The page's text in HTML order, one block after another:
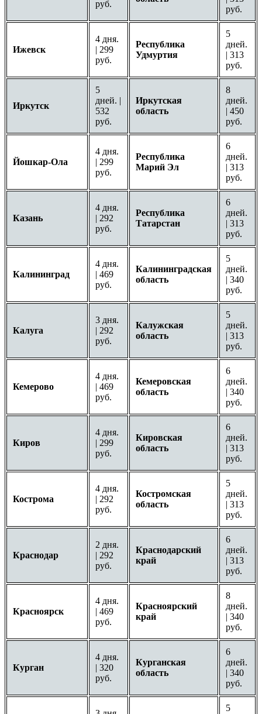
руб.
руб.
Ижевск
4 дня.
| 299
руб.
Республика
Удмуртия
5
дней.
| 313
руб.
Иркутск
5
дней. |
532
руб.
Иркутская
область
8
дней.
| 450
руб.
Йошкар-Ола
4 дня.
| 299
руб.
Республика
Марий Эл
6
дней.
| 313
руб.
Казань
4 дня.
| 292
руб.
Республика
Татарстан
6
дней.
| 313
руб.
Калининград
4 дня.
| 469
руб.
Калининградская
область
5
дней.
| 340
руб.
Калуга
3 дня.
| 292
руб.
Калужская
область
5
дней.
| 313
руб.
Кемерово
4 дня.
| 469
руб.
Кемеровская
область
6
дней.
| 340
руб.
Киров
4 дня.
| 299
руб.
Кировская
область
6
дней.
| 313
руб.
Кострома
4 дня.
| 292
руб.
Костромская
область
5
дней.
| 313
руб.
Краснодар
2 дня.
| 292
руб.
Краснодарский
край
6
дней.
| 313
руб.
Красноярск
4 дня.
| 469
руб.
Красноярский
край
8
дней.
| 340
руб.
Курган
4 дня.
| 320
руб.
Курганская
область
6
дней.
| 340
руб.
5